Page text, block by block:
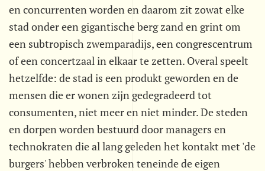
en concurrenten worden en daarom zit zowat elke
stad onder een gigantische berg zand en grint om
een subtropisch zwemparadijs, een congrescentrum
of een concertzaal in elkaar te zetten. Overal speelt
hetzelfde: de stad is een produkt geworden en de
mensen die er wonen zijn gedegradeerd tot
consumenten, niet meer en niet minder. De steden
en dorpen worden bestuurd door managers en
technokraten die al lang geleden het kontakt met 'de
burgers' hebben verbroken teneinde de eigen